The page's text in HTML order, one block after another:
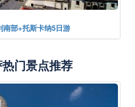
南部+托斯卡纳5日游
门景点推荐